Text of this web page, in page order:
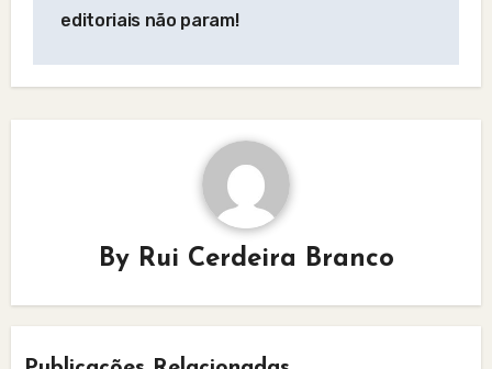
editoriais não param!
By Rui Cerdeira Branco